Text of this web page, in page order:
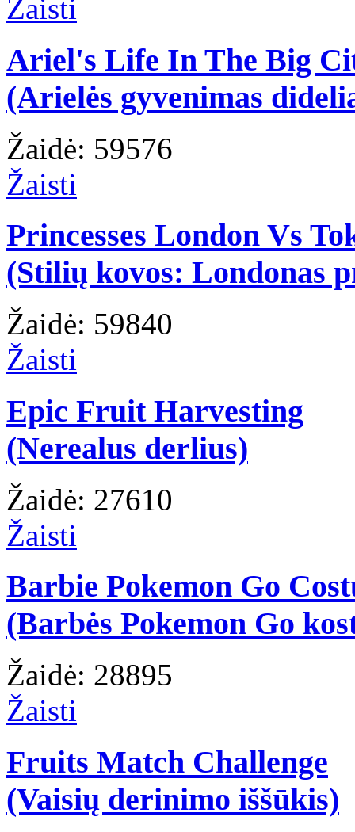
Žaisti
Ariel's Life In The Big
(Arielės gyvenimas
Žaidė: 59576
Žaisti
Princesses London Vs
(Stilių kovos: Londonas
Žaidė: 59840
Žaisti
Epic Fruit Harvesting
(Nerealus derlius)
Žaidė: 27610
Žaisti
Barbie Pokemon Go
(Barbės Pokemon Go
Žaidė: 28895
Žaisti
Fruits Match Challenge
(Vaisių derinimo iššūkis)